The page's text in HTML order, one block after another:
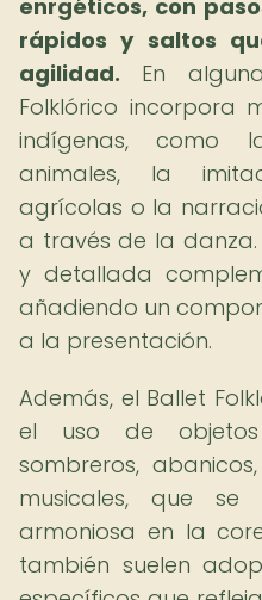
enrgéticos, con
rápidos y saltos
agilidad. En
Folklórico incorpora
indígenas, como
animales, la
agrícolas o la
a través de la
y detallada
añadiendo un
a la presentación.
Además, el Ballet
el uso de objetos
sombreros,
musicales, que
armoniosa en la
también suelen